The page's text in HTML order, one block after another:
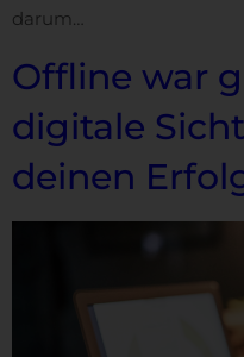
darum…
Offline war
digitale
deinen